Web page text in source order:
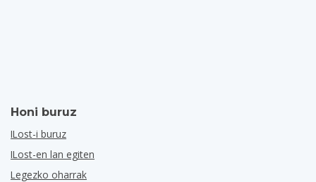
Honi buruz
ILost-i buruz
ILost-en lan egiten
Legezko oharrak